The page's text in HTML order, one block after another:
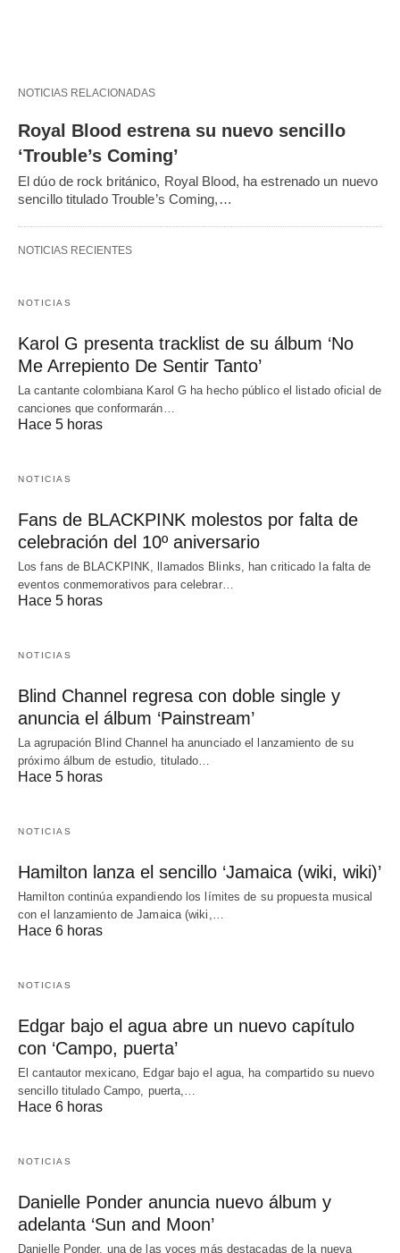
NOTICIAS RELACIONADAS
Royal Blood estrena su nuevo sencillo
‘Trouble’s Coming’
El dúo de rock británico, Royal Blood, ha estrenado un nuevo
sencillo titulado Trouble’s Coming,…
NOTICIAS RECIENTES
NOTICIAS
Karol G presenta tracklist de su álbum ‘No
Me Arrepiento De Sentir Tanto’
La cantante colombiana Karol G ha hecho público el listado oficial de
canciones que conformarán…
Hace 5 horas
NOTICIAS
Fans de BLACKPINK molestos por falta de
celebración del 10º aniversario
Los fans de BLACKPINK, llamados Blinks, han criticado la falta de
eventos conmemorativos para celebrar…
Hace 5 horas
NOTICIAS
Blind Channel regresa con doble single y
anuncia el álbum ‘Painstream’
La agrupación Blind Channel ha anunciado el lanzamiento de su
próximo álbum de estudio, titulado…
Hace 5 horas
NOTICIAS
Hamilton lanza el sencillo ‘Jamaica (wiki, wiki)’
Hamilton continúa expandiendo los límites de su propuesta musical
con el lanzamiento de Jamaica (wiki,…
Hace 6 horas
NOTICIAS
Edgar bajo el agua abre un nuevo capítulo
con ‘Campo, puerta’
El cantautor mexicano, Edgar bajo el agua, ha compartido su nuevo
sencillo titulado Campo, puerta,…
Hace 6 horas
NOTICIAS
Danielle Ponder anuncia nuevo álbum y
adelanta ‘Sun and Moon’
Danielle Ponder, una de las voces más destacadas de la nueva